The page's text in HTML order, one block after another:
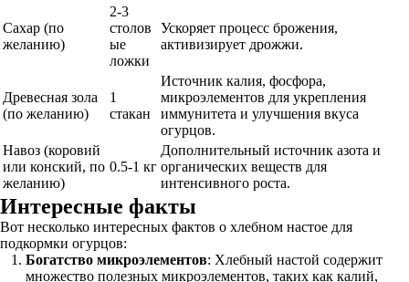
Сахар (по
желанию)
2-3
столов
ые
ложки
Ускоряет процесс брожения,
активизирует дрожжи.
Древесная зола
(по желанию)
1
стакан
Источник калия, фосфора,
микроэлементов для укрепления
иммунитета и улучшения вкуса
огурцов.
Навоз (коровий
или конский, по
желанию)
0.5-1 кг
Дополнительный источник азота и
органических веществ для
интенсивного роста.
Интересные факты
Вот несколько интересных фактов о хлебном настое для
подкормки огурцов:
Богатство микроэлементов: Хлебный настой содержит
множество полезных микроэлементов, таких как калий,